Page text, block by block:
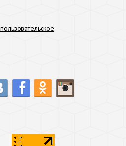
пользовательское